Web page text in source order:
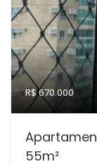
R$ 670.000
55m²